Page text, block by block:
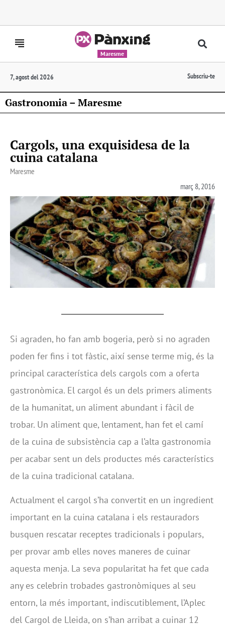
Maresme
7, agost del 2026 Subscriu-te
Gastronomia – Maresme
Cargols, una exquisidesa de la
cuina catalana
Maresme
març 8, 2016
Si agraden, ho fan amb bogeria, però si no agraden
poden fer fins i tot fàstic, així sense terme mig, és la
principal característica dels cargols com a oferta
gastronòmica. El cargol és un dels primers aliments
de la humanitat, un aliment abundant i fàcil de
trobar. Un aliment que, lentament, han fet el camí
de la cuina de subsistència cap a l’alta gastronomia
per acabar sent un dels productes més característics
de la cuina tradicional catalana.
Actualment el cargol s’ha convertit en un ingredient
important en la cuina catalana i els restauradors
busquen rescatar receptes tradicionals i populars,
per provar amb elles noves maneres de cuinar
aquesta menja. La seva popularitat ha fet que cada
any es celebrin trobades gastronòmiques al seu
entorn, la més important, indiscutiblement, l’Aplec
del Cargol de Lleida, on s’han arribat a cuinar 12